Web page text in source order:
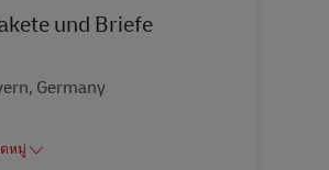
und Briefe
Germany
ดหมู่